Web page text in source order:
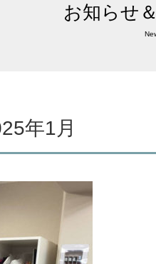
お知らせ
年1月